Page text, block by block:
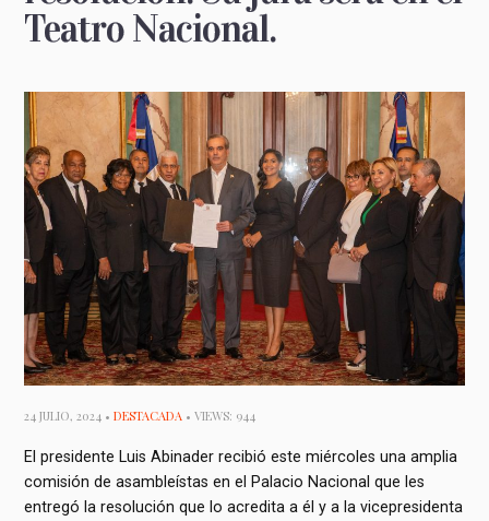
Teatro Nacional.
24 JULIO, 2024 •DESTACADA • VIEWS: 944
El presidente Luis Abinader recibió este miércoles una amplia
comisión de asambleístas en el Palacio Nacional que les
entregó la resolución que lo acredita a él y a la vicepresidenta